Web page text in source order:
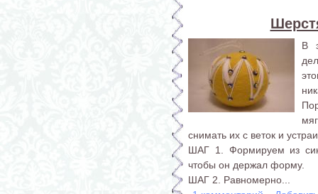
В
снимать их с веток и
ШАГ 1. Формируем из
чтобы он держал форму.
ШАГ 2. Равномерно...